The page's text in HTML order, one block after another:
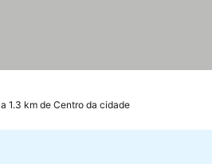
a 1.3 km de Centro da cidade